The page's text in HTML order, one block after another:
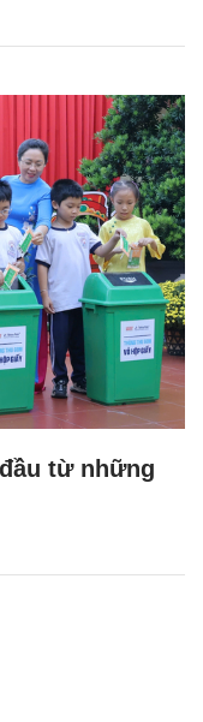
từ những